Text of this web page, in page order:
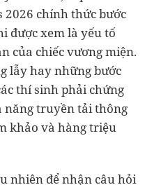
chính thức bước
được xem là yếu tố
của chiếc vương miện.
lẫy hay những bước
thí sinh phải chứng
truyền tải thông
khảo và hàng triệu
nhiên để nhận câu hỏi